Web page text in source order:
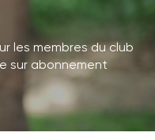
les membres du club
sur abonnement